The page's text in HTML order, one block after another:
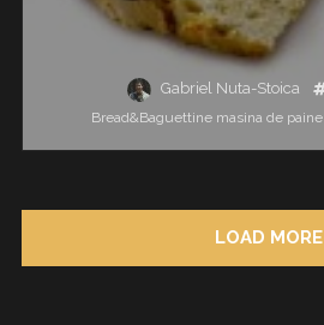
Gabriel Nuta-Stoica
Bread&Baguettine masina de paine
LOAD MORE